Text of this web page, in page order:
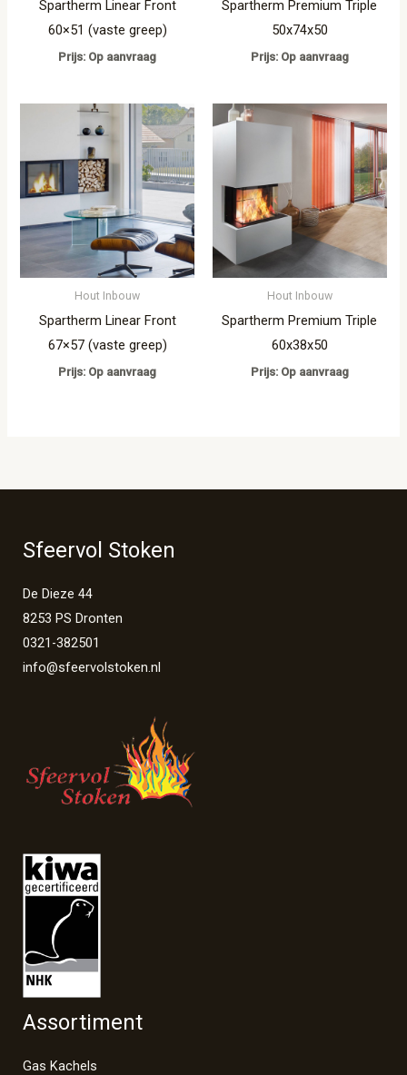
Spartherm Linear Front
60×51 (vaste greep)
Prijs: Op aanvraag
Spartherm Premium Triple
50x74x50
Prijs: Op aanvraag
Hout Inbouw
Spartherm Linear Front
67×57 (vaste greep)
Prijs: Op aanvraag
Hout Inbouw
Spartherm Premium Triple
60x38x50
Prijs: Op aanvraag
Sfeervol Stoken
De Dieze 44
8253 PS Dronten
0321-382501
info@sfeervolstoken.nl
Assortiment
Gas Kachels